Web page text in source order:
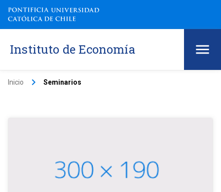
Instituto de Economía
Inicio keyboard_arrow_right Seminarios